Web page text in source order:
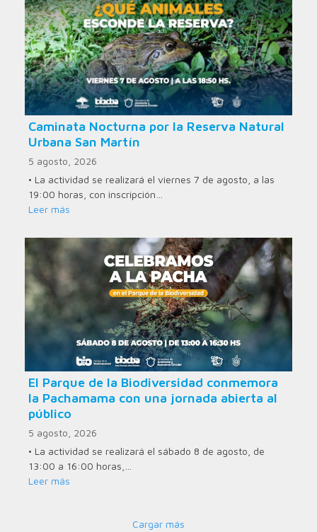
Caminata Nocturna por la Reserva Natural
Urbana San Martín
5 agosto, 2026
• La actividad se realizará el viernes 7 de agosto, a las
19:00 horas, con inscripción…
Leer más
El Parque de la Biodiversidad conmemora
la Pachamama con una jornada abierta al
público
5 agosto, 2026
• La actividad se realizará el sábado 8 de agosto, de
13:00 a 16:00 horas,…
Leer más
Cargar más